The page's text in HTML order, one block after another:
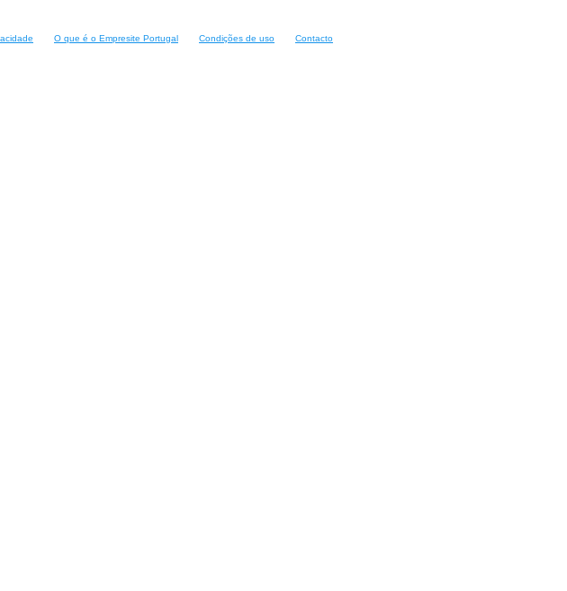
O que é o Empresite Portugal Condições de uso Contacto